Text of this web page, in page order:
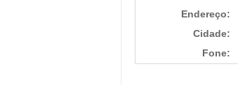
Endereço:
Cidade:
Fone: